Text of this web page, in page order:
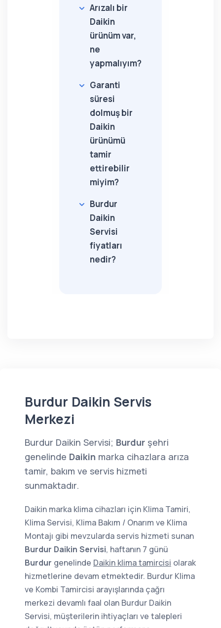
Arızalı bir
Daikin
ürünüm var,
ne
yapmalıyım?
Garanti
süresi
dolmuş bir
Daikin
ürünümü
tamir
ettirebilir
miyim?
Burdur
Daikin
Servisi
fiyatları
nedir?
Burdur Daikin Servis
Merkezi
Burdur Daikin Servisi; Burdur şehri
genelinde Daikin marka cihazlara arıza
tamir, bakım ve servis hizmeti
sunmaktadır.
Daikin marka klima cihazları için Klima Tamiri,
Klima Servisi, Klima Bakım / Onarım ve Klima
Montajı gibi mevzularda servis hizmeti sunan
Burdur Daikin Servisi, haftanın 7 günü
Burdur genelinde Daikin klima tamircisi olarak
hizmetlerine devam etmektedir. Burdur Klima
ve Kombi Tamircisi arayışlarında çağrı
merkezi devamlı faal olan Burdur Daikin
Servisi, müşterilerin ihtiyaçları ve talepleri